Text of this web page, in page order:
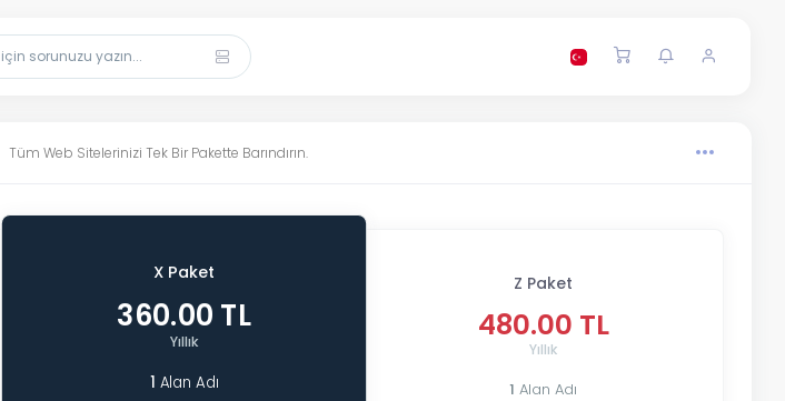
Tüm Web Sitelerinizi Tek Bir Pakette Barındırın.
X Paket
360.00 TL
Yıllık
1 Alan Adı
Z Paket
480.00 TL
Yıllık
1 Alan Adı